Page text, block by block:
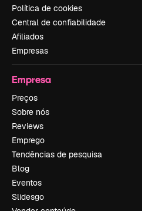
Política de cookies
Central de confiabilidade
Afiliados
Empresas
Empresa
Preços
Sobre nós
Reviews
Emprego
Tendências de pesquisa
Blog
Eventos
Slidesgo